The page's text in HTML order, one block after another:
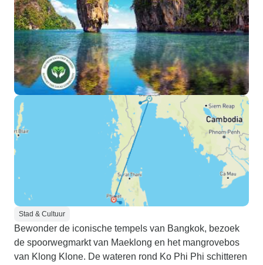
Stad & Cultuur
Bewonder de iconische tempels van Bangkok, bezoek
de spoorwegmarkt van Maeklong en het mangrovebos
van Klong Klone. De wateren rond Ko Phi Phi schitteren